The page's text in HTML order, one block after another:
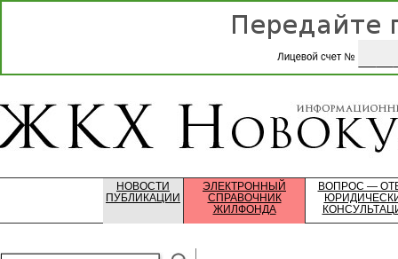
НОВОСТИ
ПУБЛИКАЦИИ
ЭЛЕКТРОННЫЙ
СПРАВОЧНИК
ЖИЛФОНДА
ВОПРОС —